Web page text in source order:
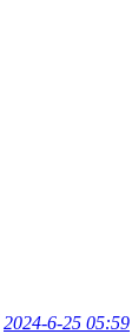
2024-6-25 05:59